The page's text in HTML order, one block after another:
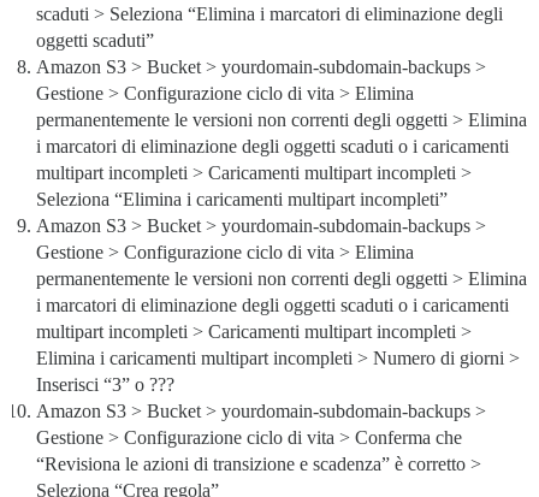
scaduti > Seleziona “Elimina i marcatori di eliminazione degli
oggetti scaduti”
Amazon S3 > Bucket > yourdomain-subdomain-backups >
Gestione > Configurazione ciclo di vita > Elimina
permanentemente le versioni non correnti degli oggetti > Elimina
i marcatori di eliminazione degli oggetti scaduti o i caricamenti
multipart incompleti > Caricamenti multipart incompleti >
Seleziona “Elimina i caricamenti multipart incompleti”
Amazon S3 > Bucket > yourdomain-subdomain-backups >
Gestione > Configurazione ciclo di vita > Elimina
permanentemente le versioni non correnti degli oggetti > Elimina
i marcatori di eliminazione degli oggetti scaduti o i caricamenti
multipart incompleti > Caricamenti multipart incompleti >
Elimina i caricamenti multipart incompleti > Numero di giorni >
Inserisci “3” o ???
Amazon S3 > Bucket > yourdomain-subdomain-backups >
Gestione > Configurazione ciclo di vita > Conferma che
“Revisiona le azioni di transizione e scadenza” è corretto >
Seleziona “Crea regola”